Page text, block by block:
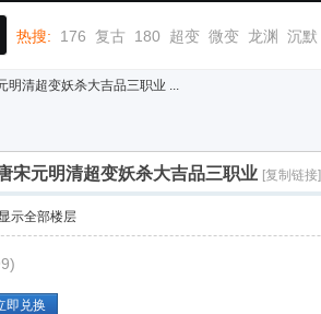
热搜: 176 复古 180 超变 微变 龙渊 沉默
明清超变妖杀大吉品三职业 ...
宋元明清超变妖杀大吉品三职业 [复制链接]
示全部楼层
即兑换